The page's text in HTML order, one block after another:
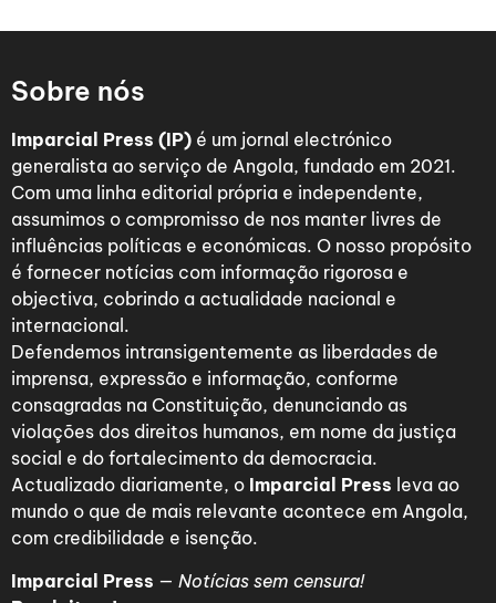
Sobre nós
Imparcial Press (IP) é um jornal electrónico
generalista ao serviço de Angola, fundado em 2021.
Com uma linha editorial própria e independente,
assumimos o compromisso de nos manter livres de
influências políticas e económicas. O nosso propósito
é fornecer notícias com informação rigorosa e
objectiva, cobrindo a actualidade nacional e
internacional.
Defendemos intransigentemente as liberdades de
imprensa, expressão e informação, conforme
consagradas na Constituição, denunciando as
violações dos direitos humanos, em nome da justiça
social e do fortalecimento da democracia.
Actualizado diariamente, o Imparcial Press leva ao
mundo o que de mais relevante acontece em Angola,
com credibilidade e isenção.
Imparcial Press — Notícias sem censura!